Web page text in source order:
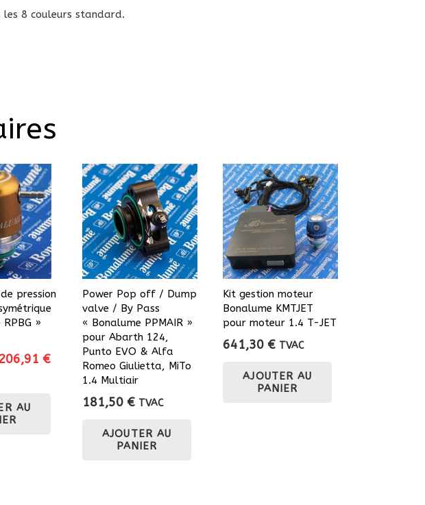
8 couleurs standard.
pression
»
Le
:
€.
206,91 €Le
206,91 €.
AU
Power Pop off / Dump
valve / By Pass
« Bonalume PPMAIR »
pour Abarth 124,
Punto EVO & Alfa
Romeo Giulietta, MiTo
1.4 Multiair
181,50 € TVAC
AJOUTER AU
PANIER
Kit gestion moteur
Bonalume KMTJET
pour moteur 1.4 T-JET
641,30 € TVAC
AJOUTER AU
PANIER